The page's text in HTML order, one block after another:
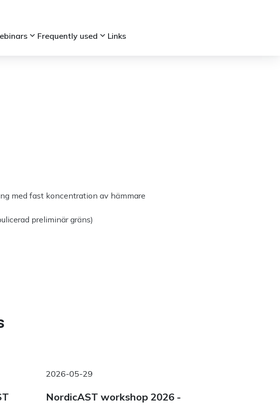
keyboard_arrow_down Frequently used keyboard_arrow_down Links
med fast koncentration av hämmare
preliminär gräns)
2026-05-29
NordicAST workshop 2026 -